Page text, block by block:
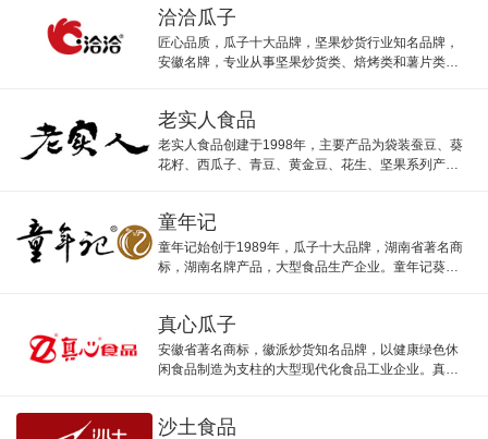
洽洽瓜子
匠心品质，瓜子十大品牌，坚果炒货行业知名品牌，
安徽名牌，专业从事坚果炒货类、焙烤类和薯片类等
老实人食品
老实人食品创建于1998年，主要产品为袋装蚕豆、葵
花籽、西瓜子、青豆、黄金豆、花生、坚果系列产品
童年记
童年记始创于1989年，瓜子十大品牌，湖南省著名商
标，湖南名牌产品，大型食品生产企业。童年记葵瓜
真心瓜子
安徽省著名商标，徽派炒货知名品牌，以健康绿色休
闲食品制造为支柱的大型现代化食品工业企业。真心
沙土食品